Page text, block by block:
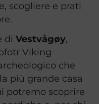
scogliere e prati
di Vestvågøy,
Viking
che
più grande casa
potremo scoprire